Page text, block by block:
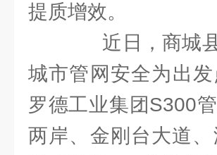
提质增效。
近日，商城县
城市管网安全为出
罗德工业集团S300
两岸、金刚台大道